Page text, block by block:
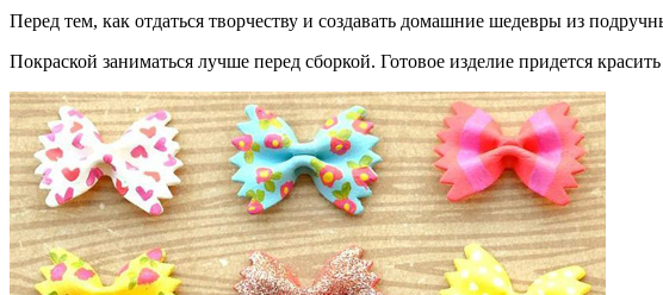
Перед тем, как отдаться творчеству и создавать домашние шедевры из
Покраской заниматься лучше перед сборкой. Готовое изделие придется